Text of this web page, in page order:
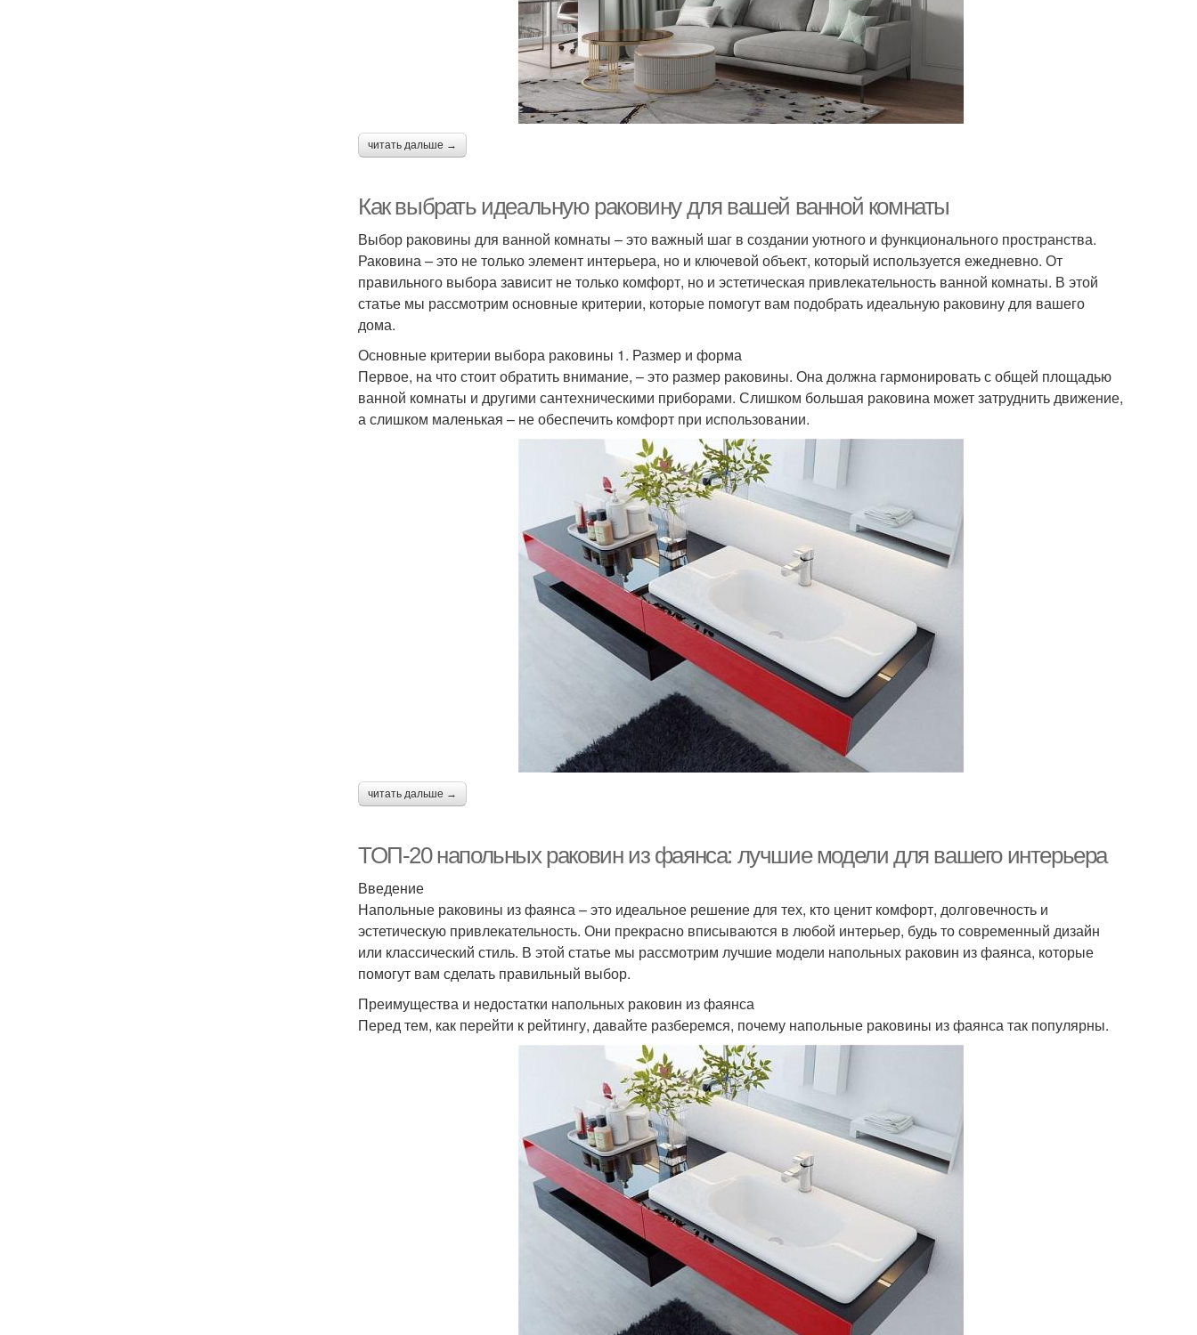
читать дальше →
Как выбрать идеальную раковину для вашей ванной комнаты
Выбор раковины для ванной комнаты – это важный шаг в создании уютного и функционального пространства.
Раковина – это не только элемент интерьера, но и ключевой объект, который используется ежедневно. От
правильного выбора зависит не только комфорт, но и эстетическая привлекательность ванной комнаты. В этой
статье мы рассмотрим основные критерии, которые помогут вам подобрать идеальную раковину для вашего
дома.
Основные критерии выбора раковины 1. Размер и форма
Первое, на что стоит обратить внимание, – это размер раковины. Она должна гармонировать с общей площадью
ванной комнаты и другими сантехническими приборами. Слишком большая раковина может затруднить движение,
а слишком маленькая – не обеспечить комфорт при использовании.
читать дальше →
ТОП-20 напольных раковин из фаянса: лучшие модели для вашего интерьера
Введение
Напольные раковины из фаянса – это идеальное решение для тех, кто ценит комфорт, долговечность и
эстетическую привлекательность. Они прекрасно вписываются в любой интерьер, будь то современный дизайн
или классический стиль. В этой статье мы рассмотрим лучшие модели напольных раковин из фаянса, которые
помогут вам сделать правильный выбор.
Преимущества и недостатки напольных раковин из фаянса
Перед тем, как перейти к рейтингу, давайте разберемся, почему напольные раковины из фаянса так популярны.